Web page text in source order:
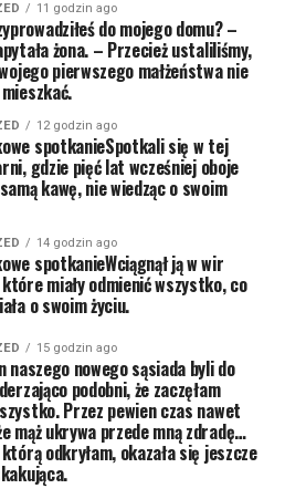
11 godzin ago
do mojego domu? –
żona. – Przecież ustaliliśmy,
pierwszego małżeństwa nie
12 godzin ago
spotkanieSpotkali się w tej
gdzie pięć lat wcześniej oboje
kawę, nie wiedząc o swoim
14 godzin ago
spotkanieWciągnął ją w wir
miały odmienić wszystko, co
o swoim życiu.
15 godzin ago
naszego nowego sąsiada byli do
podobni, że zaczęłam
Przez pewien czas nawet
mąż ukrywa przede mną zdradę…
odkryłam, okazała się jeszcze